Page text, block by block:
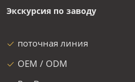
Экскурсия по заводу
поточная линия
OEM / ODM